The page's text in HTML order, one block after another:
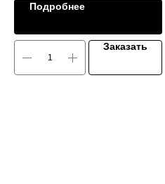
Подробнее
Заказать